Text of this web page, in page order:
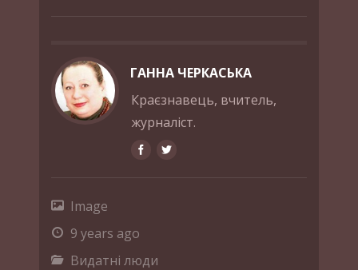
ГАННА ЧЕРКАСЬКА
Краєзнавець, вчитель,
журналіст.
Image
9 years ago
Видатні люди